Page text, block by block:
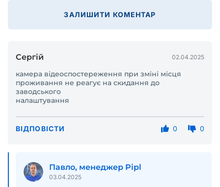
ЗАЛИШИТИ КОМЕНТАР
Сергій 02.04.2025
камера відеоспостереження при зміні місця
проживання не реагує на скидання до
заводського
налаштування
ВІДПОВІСТИ 0 0
Павло, менеджер Pipl
03.04.2025